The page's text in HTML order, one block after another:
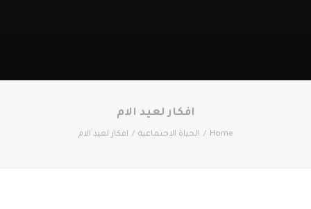
افكار لعيد الام
Home الحياة الاجتماعية افكار لعيد الام